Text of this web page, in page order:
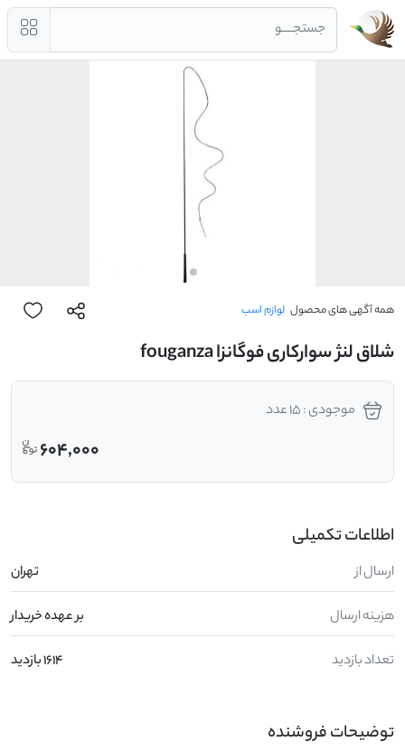
جستجــــو
همه آگهی های محصول لوازم اسب
شلاق لنژ سوارکاری فوگانزا fouganza
موجودی : 15 عدد
604,000
اطلاعات تکمیلی
ارسال از تهران
هزینه ارسال بر عهده خریدار
تعداد بازدید 1614 بازدید
توضیحات فروشنده